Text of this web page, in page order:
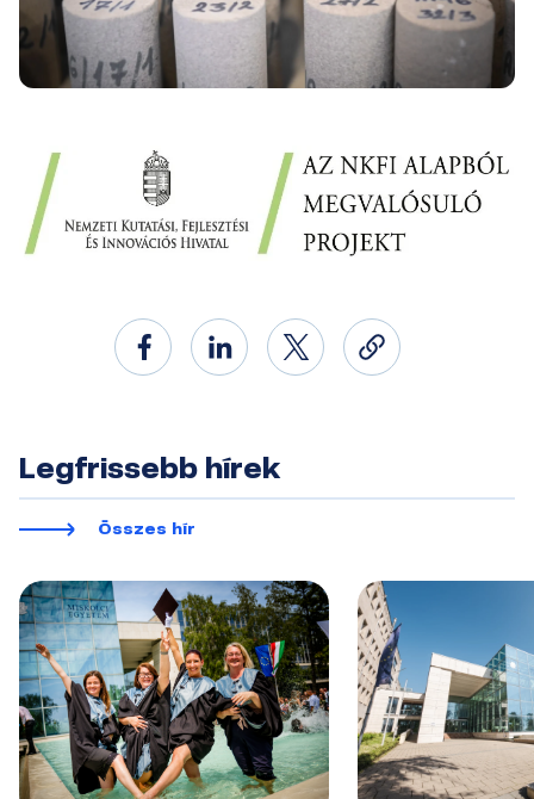
Legfrissebb hírek
Összes hír